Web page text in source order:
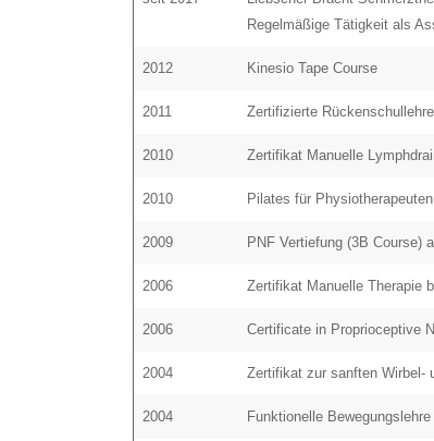
Regelmäßige Tätigkeit als
2012 Kinesio Tape Course
2011 Zertifizierte
2010 Zertifikat Manuelle
2010 Pilates für Physiotherapeuten
2009 PNF Vertiefung (3B Course)
2006 Zertifikat Manuelle Therapie
2006 Certificate in Proprioceptive
2004 Zertifikat zur sanften Wirbel-
2004 Funktionelle